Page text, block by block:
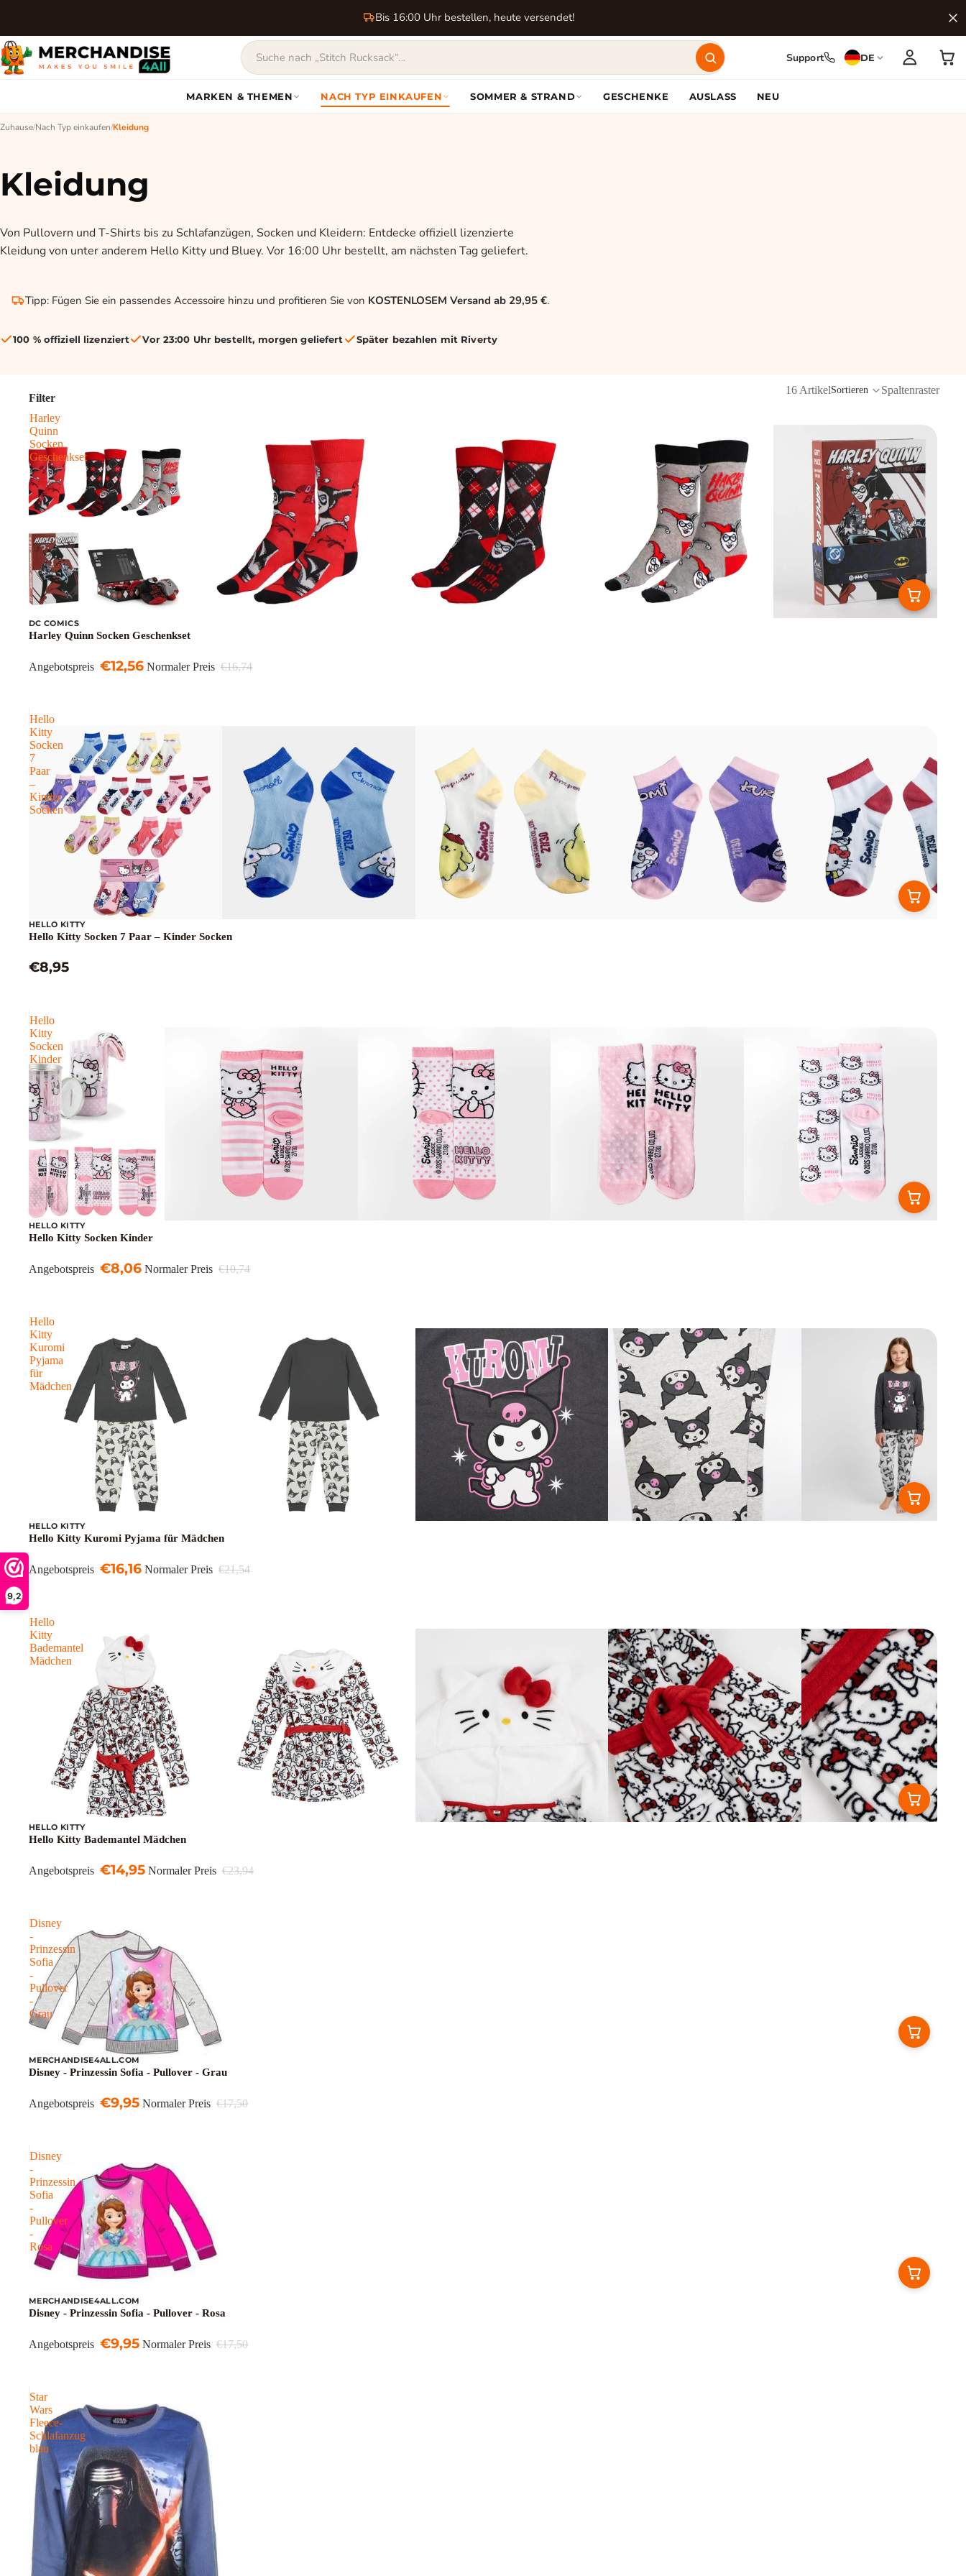
9,2
Bis 16:00 Uhr bestellen, heute versendet!
Support DE
MARKEN & THEMEN NACH TYP EINKAUFEN SOMMER & STRAND GESCHENKE AUSLASS NEU
Zuhause/Nach Typ einkaufen/Kleidung
Kleidung
Von Pullovern und T-Shirts bis zu Schlafanzügen, Socken und Kleidern: Entdecke offiziell lizenzierte
Kleidung von unter anderem Hello Kitty und Bluey. Vor 16:00 Uhr bestellt, am nächsten Tag geliefert.
Tipp: Fügen Sie ein passendes Accessoire hinzu und profitieren Sie von KOSTENLOSEM Versand ab 29,95 €.
100 % offiziell lizenziert Vor 23:00 Uhr bestellt, morgen geliefert Später bezahlen mit Riverty
Filter
16 ArtikelSortieren Spaltenraster
Harley
Quinn
Socken
Geschenkset
Sale
DC COMICS
Harley Quinn Socken Geschenkset
Angebotspreis €12,56 Normaler Preis €16,74
Hello
Kitty
Socken
7
Paar
–
Kinder
Socken
HELLO KITTY
Hello Kitty Socken 7 Paar – Kinder Socken
€8,95
Hello
Kitty
Socken
Kinder
Sale
HELLO KITTY
Hello Kitty Socken Kinder
Angebotspreis €8,06 Normaler Preis €10,74
Hello
Kitty
Kuromi
Pyjama
für
Mädchen
Sale
HELLO KITTY
Hello Kitty Kuromi Pyjama für Mädchen
Angebotspreis €16,16 Normaler Preis €21,54
Hello
Kitty
Bademantel
Mädchen
Sale
HELLO KITTY
Hello Kitty Bademantel Mädchen
Angebotspreis €14,95 Normaler Preis €23,94
Disney
-
Prinzessin
Sofia
-
Pullover
-
Grau
Sale
MERCHANDISE4ALL.COM
Disney - Prinzessin Sofia - Pullover - Grau
Angebotspreis €9,95 Normaler Preis €17,50
Disney
-
Prinzessin
Sofia
-
Pullover
-
Rosa
Ausverkauft
MERCHANDISE4ALL.COM
Disney - Prinzessin Sofia - Pullover - Rosa
Angebotspreis €9,95 Normaler Preis €17,50
Star
Wars
Fleece-
Schlafanzug
blau